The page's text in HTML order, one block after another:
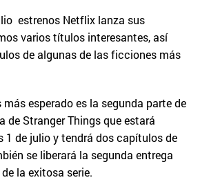
estrenos Netflix lanza sus
varios títulos interesantes, así
de algunas de las ficciones más
esperado es la segunda parte de
de Stranger Things que estará
1 de julio y tendrá dos capítulos de
se liberará la segunda entrega
la exitosa serie.